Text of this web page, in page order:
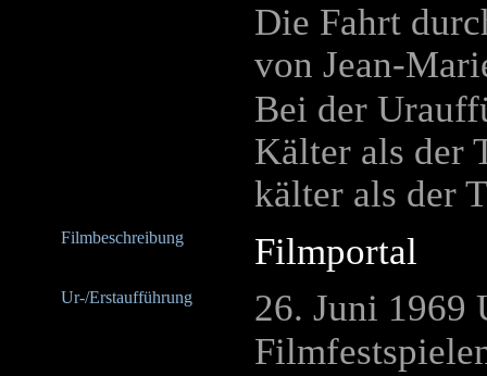
Die Fahrt
von Jean-
Bei der
Kälter als der
kälter als der
Filmbeschreibung Filmportal
Ur-/Erstaufführung
26. Juni 1969